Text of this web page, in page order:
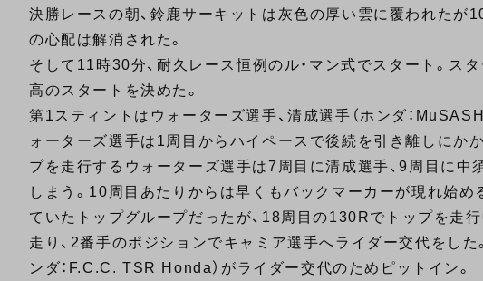
決勝レースの朝、鈴鹿サーキットは灰色の厚い雲に覆われた
の心配は解消された。
そして11時30分、耐久レース恒例のル・マン式でスタート。ス
高のスタートを決めた。
第1スティントはウォーターズ選手、清成選手（ホンダ：
ォーターズ選手は1周目からハイペースで後続を引き離しにか
プを走行するウォーターズ選手は7周目に清成選手、9周目に
しまう。10周目あたりからは早くもバックマーカーが現れ始
ていたトップグループだったが、18周目の130Rでトップを走
走り、2番手のポジションでキャミア選手へライダー交代をした
ンダ：F.C.C. TSR Honda）がライダー交代のためピットイン。